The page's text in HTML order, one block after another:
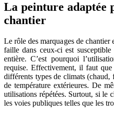
La peinture adaptée
chantier
Le rôle des marquages de chantier
faille dans ceux-ci est
entière. C’est pourquoi
requise. Effectivement, il faut
différents types de climats
de température extérieures. De
utilisations répétées. Surtout, si le
les voies publiques telles que les